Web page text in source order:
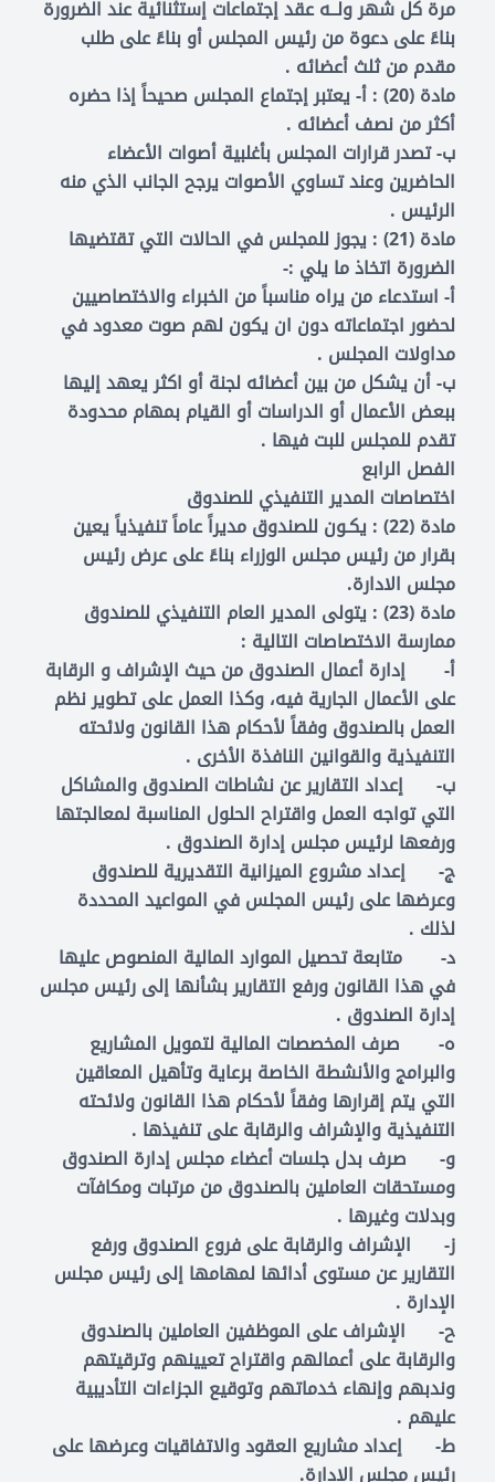
مرة كل شهر ولــه عقد إجتماعات إستثنائية عند الضرورة
بناءً على دعوة من رئيس المجلس أو بناءً على طلب
مقدم من ثلث أعضائه .
مادة (20) : أ- يعتبر إجتماع المجلس صحيحاً إذا حضره
أكثر من نصف أعضائه .
ب- تصدر قرارات المجلس بأغلبية أصوات الأعضاء
الحاضرين وعند تساوي الأصوات يرجح الجانب الذي منه
الرئيس .
مادة (21) : يجوز للمجلس في الحالات التي تقتضيها
الضرورة اتخاذ ما يلي :-
أ- استدعاء من يراه مناسباً من الخبراء والاختصاصيين
لحضور اجتماعاته دون ان يكون لهم صوت معدود في
مداولات المجلس .
ب- أن يشكل من بين أعضائه لجنة أو اكثر يعهد إليها
ببعض الأعمال أو الدراسات أو القيام بمهام محدودة
تقدم للمجلس للبت فيها .
الفصل الرابع
اختصاصات المدير التنفيذي للصندوق
مادة (22) : يكـون للصندوق مديراً عاماً تنفيذياً يعين
بقرار من رئيس مجلس الوزراء بناءً على عرض رئيس
مجلس الادارة.
مادة (23) : يتولى المدير العام التنفيذي للصندوق
ممارسة الاختصاصات التالية :
‌أ- إدارة أعمال الصندوق من حيث الإشراف و الرقابة
على الأعمال الجارية فيه، وكذا العمل على تطوير نظم
العمل بالصندوق وفقاً لأحكام هذا القانون ولائحته
التنفيذية والقوانين النافذة الأخرى .
‌ب- إعداد التقارير عن نشاطات الصندوق والمشاكل
التي تواجه العمل واقتراح الحلول المناسبة لمعالجتها
ورفعها لرئيس مجلس إدارة الصندوق .
‌ج- إعداد مشروع الميزانية التقديرية للصندوق
وعرضها على رئيس المجلس في المواعيد المحددة
لذلك .
‌د- متابعة تحصيل الموارد المالية المنصوص عليها
في هذا القانون ورفع التقارير بشأنها إلى رئيس مجلس
إدارة الصندوق .
‌ه- صرف المخصصات المالية لتمويل المشاريع
والبرامج والأنشطة الخاصة برعاية وتأهيل المعاقين
التي يتم إقرارها وفقاً لأحكام هذا القانون ولائحته
التنفيذية والإشراف والرقابة على تنفيذها .
‌و- صرف بدل جلسات أعضاء مجلس إدارة الصندوق
ومستحقات العاملين بالصندوق من مرتبات ومكافآت
وبدلات وغيرها .
‌ز- الإشراف والرقابة على فروع الصندوق ورفع
التقارير عن مستوى أدائها لمهامها إلى رئيس مجلس
الإدارة .
‌ح- الإشراف على الموظفين العاملين بالصندوق
والرقابة على أعمالهم واقتراح تعيينهم وترقيتهم
وندبهم وإنهاء خدماتهم وتوقيع الجزاءات التأديبية
عليهم .
‌ط- إعداد مشاريع العقود والاتفاقيات وعرضها على
رئيس مجلس الإدارة.